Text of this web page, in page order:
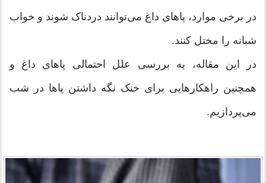
در برخی موارد، پاهای داغ می‌توانند دردناک شوند و خواب
شبانه را مختل کنند.
در این مقاله، به بررسی علل احتمالی پاهای داغ و
همچنین راهکارهایی برای خنک نگه داشتن پاها در شب
می‌پردازیم.